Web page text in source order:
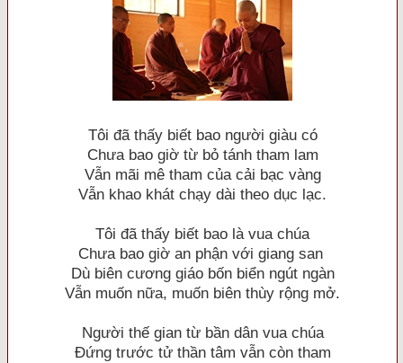
Tôi đã thấy biết bao người giàu có
Chưa bao giờ từ bỏ tánh tham lam
Vẫn mãi mê tham của cải bạc vàng
Vẫn khao khát chạy dài theo dục lạc.
Tôi đã thấy biết bao là vua chúa
Chưa bao giờ an phận với giang san
Dù biên cương giáo bốn biển ngút ngàn
Vẫn muốn nữa, muốn biên thùy rộng mở.
Người thế gian từ bần dân vua chúa
Đứng trước tử thần tâm vẫn còn tham